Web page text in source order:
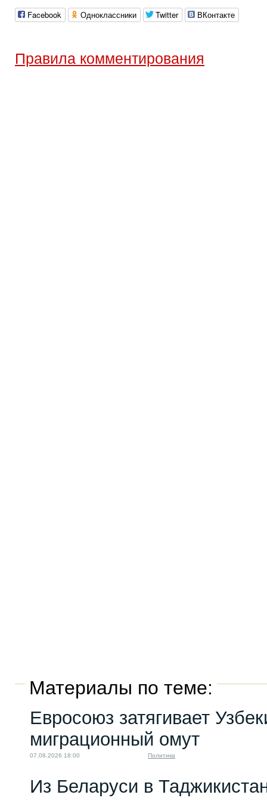
Facebook Одноклассники Twitter ВКонтакте
Правила комментирования
Материалы по теме:
Евросоюз затягивает
миграционный омут
07.08.2026 18:00 Политика
Из Беларуси в